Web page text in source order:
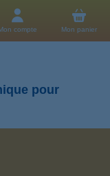
compte Mon panier
pour